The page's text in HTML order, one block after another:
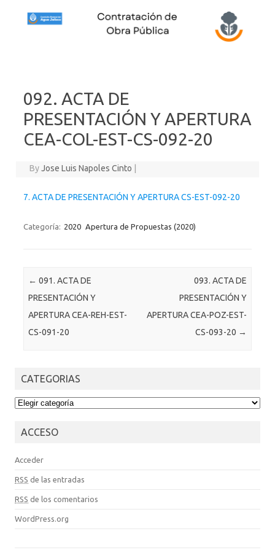
092. ACTA DE
PRESENTACIÓN Y APERTURA
CEA-COL-EST-CS-092-20
ByJose Luis Napoles Cinto
7. ACTA DE PRESENTACIÓN Y APERTURA CS-EST-092-20
Categoría: 2020 Apertura de Propuestas (2020)
Post navigation
← 091. ACTA DE
PRESENTACIÓN Y
APERTURA CEA-REH-EST-
CS-091-20
093. ACTA DE
PRESENTACIÓN Y
APERTURA CEA-POZ-EST-
CS-093-20 →
CATEGORIAS
CATEGORIAS
ACCESO
Acceder
RSS de las entradas
RSS de los comentarios
WordPress.org